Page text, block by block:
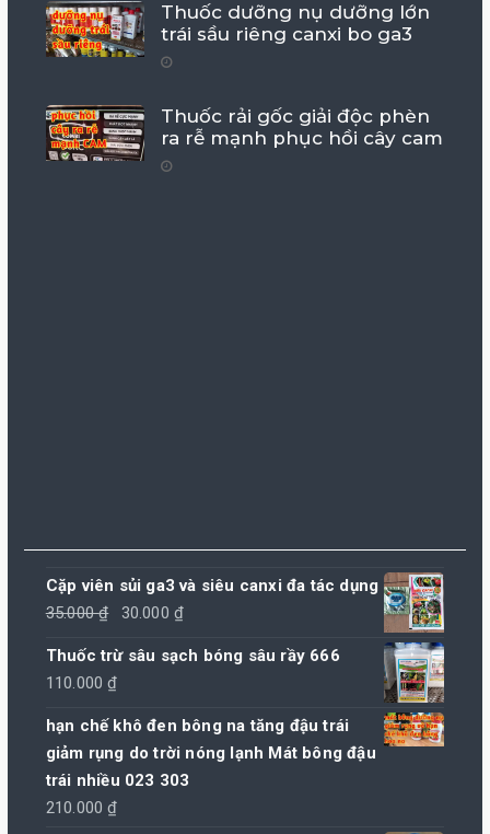
Thuốc dưỡng nụ dưỡng lớn
trái sầu riêng canxi bo ga3
Thuốc rải gốc giải độc phèn
ra rễ mạnh phục hồi cây cam
Cặp viên sủi ga3 và siêu canxi đa tác dụng
35.000₫
Giá
là:
35.000 ₫.
30.000 ₫
tại
30.000 ₫.
Thuốc trừ sâu sạch bóng sâu rầy 666
110.000₫
hạn chế khô đen bông na tăng đậu trái
giảm rụng do trời nóng lạnh Mát bông đậu
trái nhiều 023 303
210.000₫